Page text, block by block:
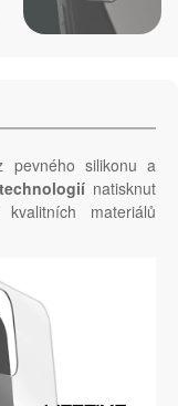
pevného silikonu a
natisknut
materiálů